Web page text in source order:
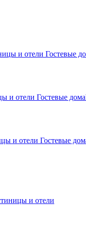
и отели Гостевые
и отели Гостевые дома
и отели Гостевые
и отели